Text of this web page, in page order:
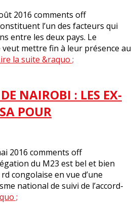
2016 comments off
l’un des facteurs qui
entre les deux pays. Le
mettre fin à leur présence au
la suite &raquo ;
NAIROBI : LES EX-
POUR
2016 comments off
du M23 est bel et bien
congolaise en vue d’une
national de suivi de l’accord-
;